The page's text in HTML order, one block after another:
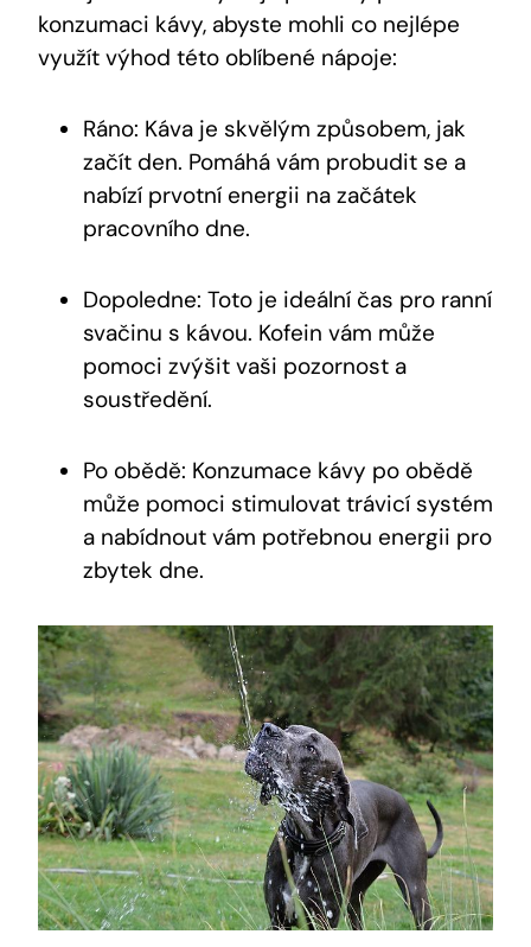
konzumaci kávy, abyste mohli co nejlépe
využít výhod této oblíbené nápoje:
Ráno: Káva je skvělým způsobem, jak
začít den. Pomáhá vám probudit se a
nabízí prvotní energii na začátek
pracovního dne.
Dopoledne: Toto je ideální čas pro ranní
svačinu s kávou. Kofein vám může
pomoci zvýšit vaši pozornost a
soustředění.
Po obědě: Konzumace kávy po obědě
může pomoci stimulovat trávicí systém
a nabídnout vám potřebnou energii pro
zbytek dne.